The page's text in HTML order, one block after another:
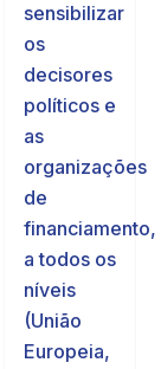
sensibilizar
os
decisores
políticos e
as
organizações
de
financiamento,
a todos os
níveis
(União
Europeia,